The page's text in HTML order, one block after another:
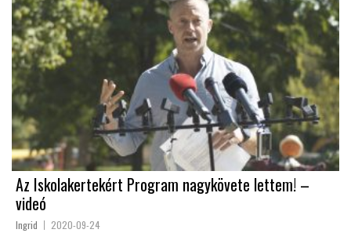
Az Iskolakertekért Program nagykövete lettem! –
videó
Ingrid 2020-09-24